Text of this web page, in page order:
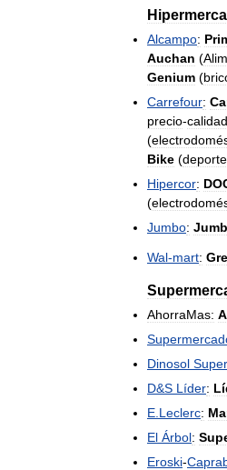
Alcampo:
Auchan (
Genium (
Carrefour:
precio-calidad
(
Bike (
Hipercor:
(
Jumbo:
Wal-mart:
AhorraMas:
Dinosol
D&S Líder:
E Leclerc:
El Árbol:
Eroski-